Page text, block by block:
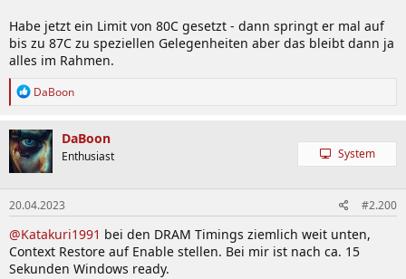
Habe jetzt ein Limit von 80C gesetzt - dann springt er mal auf
bis zu 87C zu speziellen Gelegenheiten aber das bleibt dann ja
alles im Rahmen.
R
k
t
i
o
n
e
n
:
DaBoon
DaBoon
Enthusiast System
20.04.2023 #2.200
@Katakuri1991 bei den DRAM Timings ziemlich weit unten,
Context Restore auf Enable stellen. Bei mir ist nach ca. 15
Sekunden Windows ready.